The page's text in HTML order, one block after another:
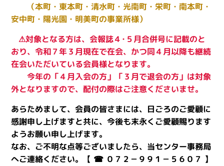
（本町・東本町・清水町・光南町・栄町・南本町・
安中町・陽光園・明美町の事業所様）
⚠対象となる方は、会報誌４･５月合併号に記載のと
おり、令和７年３月現在で在会、かつ同４月以降も継続
在会いただいている会員様となります。
今年の「４月入会の方」「３月で退会の方」は対象
外となりますので、配付の際はご注意くださいませ。
あらためまして、会員の皆さまには、日ごろのご愛顧に
感謝申し上げますと共に、今後も末永くご愛顧賜ります
ようお願い申し上げます。
なお、ご不明な点等ございましたら、当センター事務局
へご連絡ください。【 ☎ ０７２－９９１－５６０７ 】